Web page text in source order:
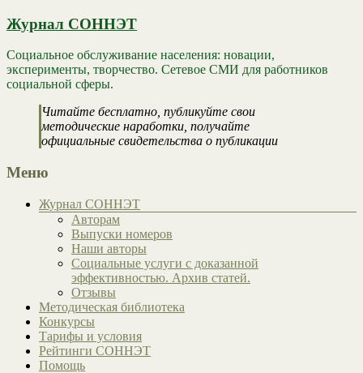
Журнал СОННЭТ
Социальное обслуживание населения: новации,
эксперименты, творчество. Сетевое СМИ для работников
социальной сферы.
Читайте бесплатно, публикуйте свои
методические наработки, получайте
официальные свидетельства о публикации
Меню
Журнал СОННЭТ
Авторам
Выпуски номеров
Наши авторы
Социальные услуги с доказанной
эффективностью. Архив статей.
Отзывы
Методическая библиотека
Конкурсы
Тарифы и условия
Рейтинги СОННЭТ
Помощь